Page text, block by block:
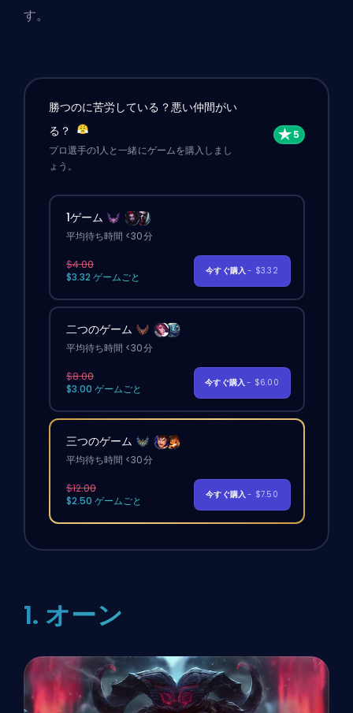
す。
勝つのに苦労している？悪い仲間がい
る？
プロ選手の1人と一緒にゲームを購入しまし
ょう。
1ゲーム
平均待ち時間 <30分
$4.00
$3.32 ゲームごと
今すぐ購入- $3.32
二つのゲーム
平均待ち時間 <30分
$8.00
$3.00 ゲームごと
今すぐ購入- $6.00
三つのゲーム
平均待ち時間 <30分
$12.00
$2.50 ゲームごと
今すぐ購入- $7.50
1. オーン